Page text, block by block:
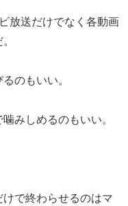
放送だけでなく各動画
のもいい。
みしめるのもいい。
で終わらせるのはマ